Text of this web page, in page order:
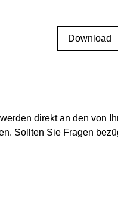
Download
direkt an den von
Sollten Sie Fragen